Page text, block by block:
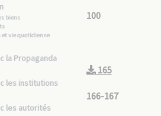
biens
et vie quotidienne
la Propaganda
les institutions
les autorités
100
165
166-167